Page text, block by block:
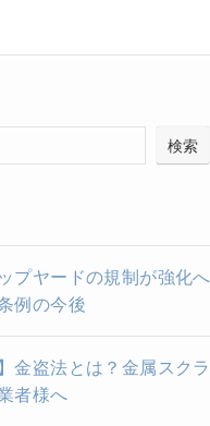
検索
プヤードの規制が強化
例の今後
金盗法とは？金属スク
者様へ